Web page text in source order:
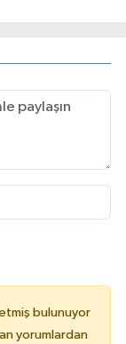
bulunuyor
yorumlardan